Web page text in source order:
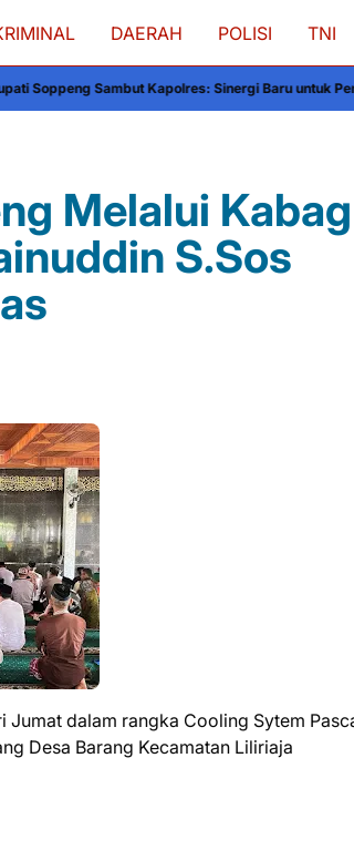
DAERAH POLISI TNI
Kapolres: Sinergi Baru untuk Pembangunan dan
Melalui Kabag
S.Sos
dalam rangka Cooling Sytem
Desa Barang Kecamatan Liliriaja